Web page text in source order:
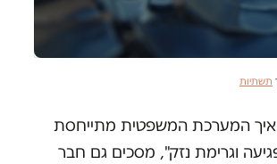
תשתיות
איך המערכת המשפטית מתייחסת
וגרימת נזק", מסכים גם חבר